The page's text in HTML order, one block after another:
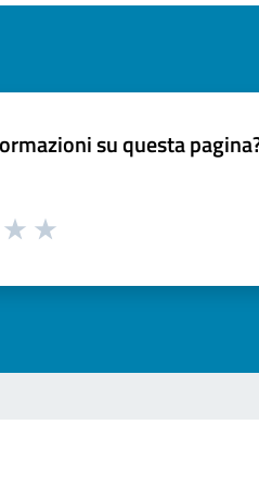
su questa